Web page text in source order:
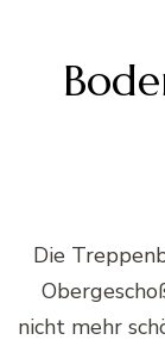
Die
nicht mehr